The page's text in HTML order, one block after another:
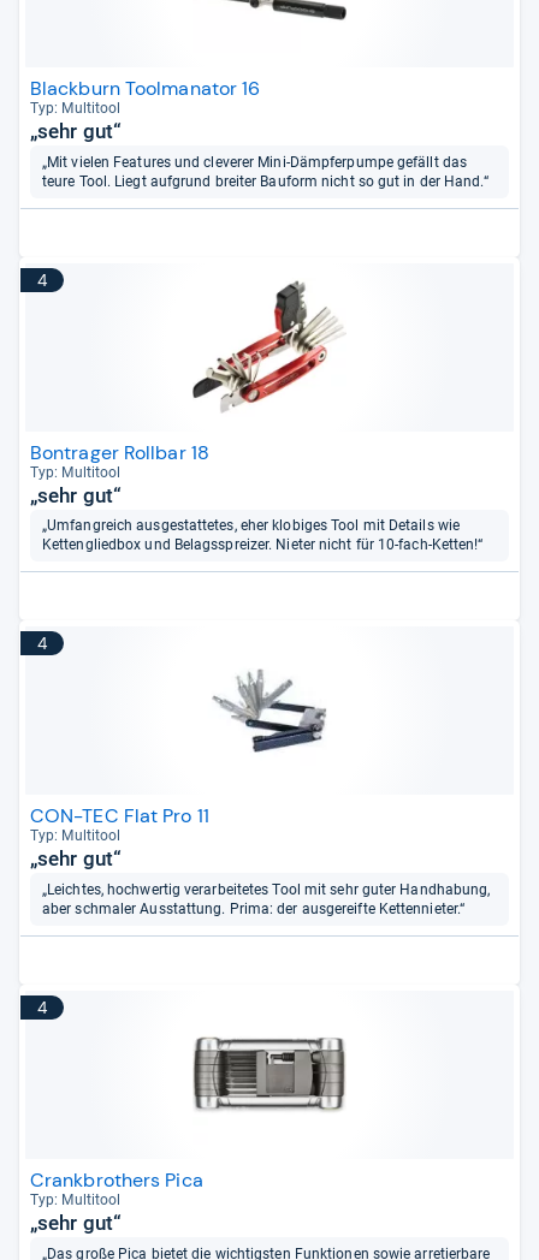
Blackburn Toolmanator 16
Typ: Mul­ti­tool
„sehr gut“
„Mit vielen Features und cleverer Mini-Dämpferpumpe gefällt das
teure Tool. Liegt aufgrund breiter Bauform nicht so gut in der Hand.“
4
Bontrager Rollbar 18
Typ: Mul­ti­tool
„sehr gut“
„Umfangreich ausgestattetes, eher klobiges Tool mit Details wie
Kettengliedbox und Belagsspreizer. Nieter nicht für 10-fach-Ketten!“
4
CON-TEC Flat Pro 11
Typ: Mul­ti­tool
„sehr gut“
„Leichtes, hochwertig verarbeitetes Tool mit sehr guter Handhabung,
aber schmaler Ausstattung. Prima: der ausgereifte Kettennieter.“
4
Crankbrothers Pica
Typ: Mul­ti­tool
„sehr gut“
„Das große Pica bietet die wichtigsten Funktionen sowie arretierbare